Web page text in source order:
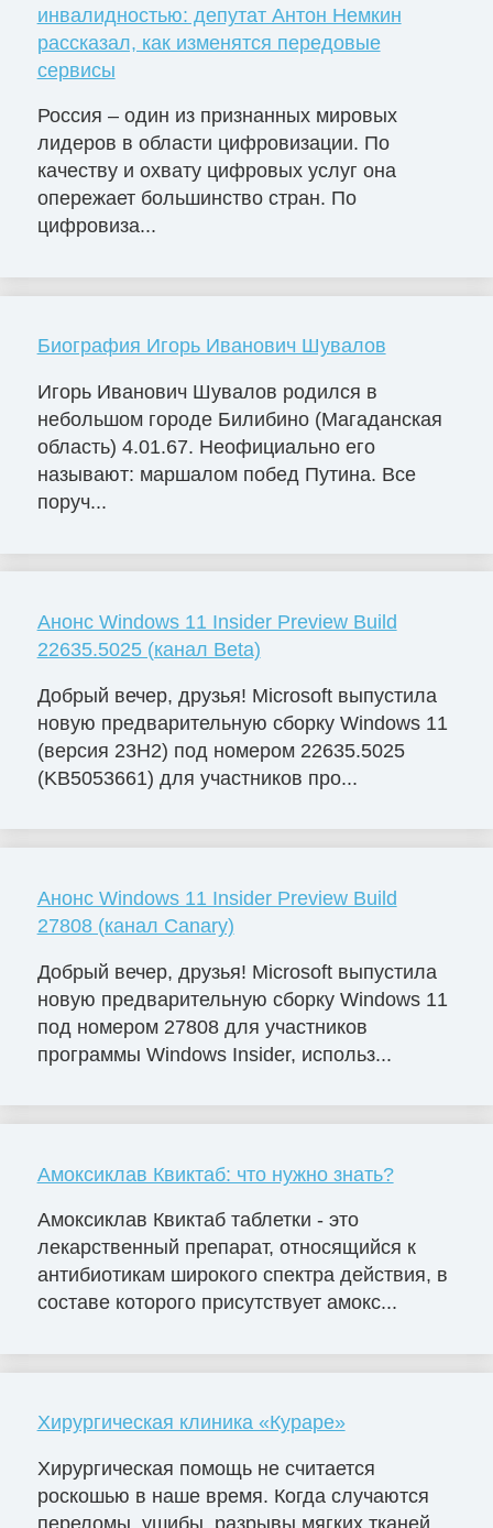
инвалидностью: депутат Антон Немкин
рассказал, как изменятся передовые
сервисы
Россия – один из признанных мировых
лидеров в области цифровизации. По
качеству и охвату цифровых услуг она
опережает большинство стран. По
цифровиза...
Биография Игорь Иванович Шувалов
Игорь Иванович Шувалов родился в
небольшом городе Билибино (Магаданская
область) 4.01.67. Неофициально его
называют: маршалом побед Путина. Все
поруч...
Анонс Windows 11 Insider Preview Build
22635.5025 (канал Beta)
Добрый вечер, друзья! Microsoft выпустила
новую предварительную сборку Windows 11
(версия 23H2) под номером 22635.5025
(KB5053661) для участников про...
Анонс Windows 11 Insider Preview Build
27808 (канал Canary)
Добрый вечер, друзья! Microsoft выпустила
новую предварительную сборку Windows 11
под номером 27808 для участников
программы Windows Insider, использ...
Амоксиклав Квиктаб: что нужно знать?
Амоксиклав Квиктаб таблетки - это
лекарственный препарат, относящийся к
антибиотикам широкого спектра действия, в
составе которого присутствует амокс...
Хирургическая клиника «Кураре»
Хирургическая помощь не считается
роскошью в наше время. Когда случаются